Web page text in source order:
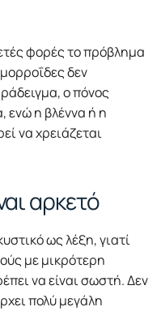
φορές το πρόβλημα
δεν
ο πόνος
ενώ η βλέννα ή η
να χρειάζεται
αρκετό
ως λέξη, γιατί
με μικρότερη
να είναι σωστή. Δεν
πολύ μεγάλη